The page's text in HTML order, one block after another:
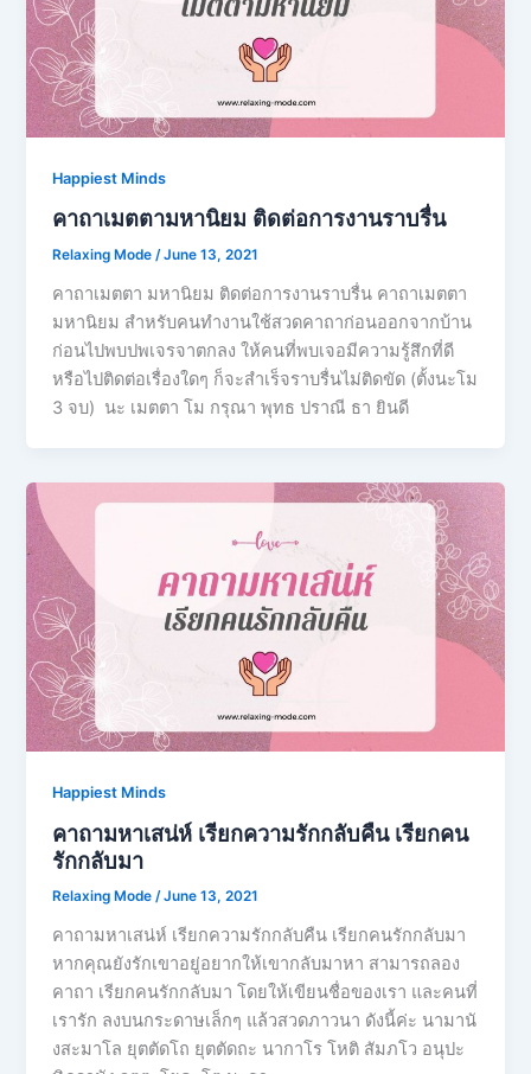
Happiest Minds
คาถาเมตตามหานิยม ติดต่อการงานราบรื่น
Relaxing Mode/June 13, 2021
คาถาเมตตา มหานิยม ติดต่อการงานราบรื่น คาถาเมตตา
มหานิยม สำหรับคนทำงานใช้สวดคาถาก่อนออกจากบ้าน
ก่อนไปพบปพเจรจาตกลง ให้คนที่พบเจอมีความรู้สึกที่ดี
หรือไปติดต่อเรื่องใดๆ ก็จะสำเร็จราบรื่นไม่ติดขัด (ตั้งนะโม
3 จบ) นะ เมตตา โม กรุณา พุทธ ปราณี ธา ยินดี
Happiest Minds
คาถามหาเสน่ห์ เรียกความรักกลับคืน เรียกคน
รักกลับมา
Relaxing Mode/June 13, 2021
คาถามหาเสน่ห์ เรียกความรักกลับคืน เรียกคนรักกลับมา
หากคุณยังรักเขาอยู่อยากให้เขากลับมาหา สามารถลอง
คาถา เรียกคนรักกลับมา โดยให้เขียนชื่อของเรา และคนที่
เรารัก ลงบนกระดาษเล็กๆ แล้วสวดภาวนา ดังนี้ค่ะ นามานั
งสะมาโล ยุตตัดโถ ยุตตัดถะ นากาโร โหติ สัมภโว อนุปะ